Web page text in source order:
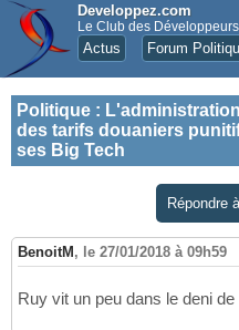
Developpez.com
Le Club des
Actus Forum
Politique :
des tarifs douaniers
ses Big Tech
Répondre
BenoitM , le 27/01/2018 à 09h59
Ruy vit un peu dans le deni de